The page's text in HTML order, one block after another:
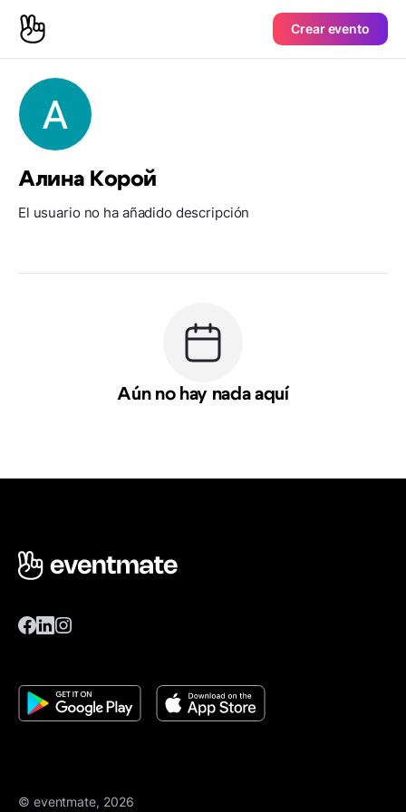
Crear evento
Алина Корой
El usuario no ha añadido descripción
Aún no hay nada aquí
© eventmate, 2026